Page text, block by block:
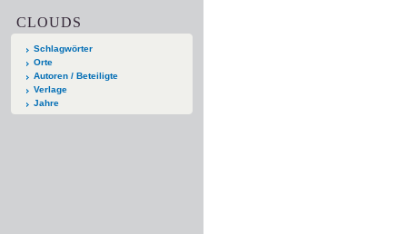
CLOUDS
Schlagwörter
Orte
Autoren / Beteiligte
Verlage
Jahre